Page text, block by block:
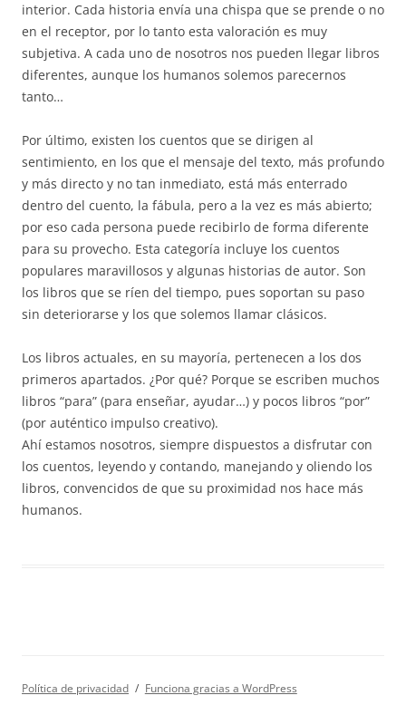
interior. Cada historia envía una chispa que se prende o no
en el receptor, por lo tanto esta valoración es muy
subjetiva. A cada uno de nosotros nos pueden llegar libros
diferentes, aunque los humanos solemos parecernos
tanto…
Por último, existen los cuentos que se dirigen al
sentimiento, en los que el mensaje del texto, más profundo
y más directo y no tan inmediato, está más enterrado
dentro del cuento, la fábula, pero a la vez es más abierto;
por eso cada persona puede recibirlo de forma diferente
para su provecho. Esta categoría incluye los cuentos
populares maravillosos y algunas historias de autor. Son
los libros que se ríen del tiempo, pues soportan su paso
sin deteriorarse y los que solemos llamar clásicos.
Los libros actuales, en su mayoría, pertenecen a los dos
primeros apartados. ¿Por qué? Porque se escriben muchos
libros “para” (para enseñar, ayudar…) y pocos libros “por”
(por auténtico impulso creativo).
Ahí estamos nosotros, siempre dispuestos a disfrutar con
los cuentos, leyendo y contando, manejando y oliendo los
libros, convencidos de que su proximidad nos hace más
humanos.
Política de privacidad Funciona gracias a WordPress